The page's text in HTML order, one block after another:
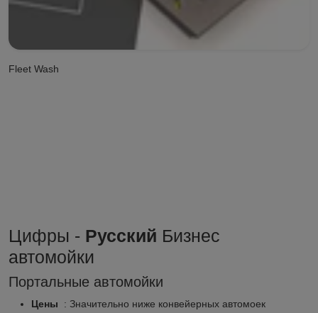
Fleet Wash
Цифры - Русский Бизнес
автомойки
Портальные автомойки
Цены
: Значительно ниже конвейерных автомоек